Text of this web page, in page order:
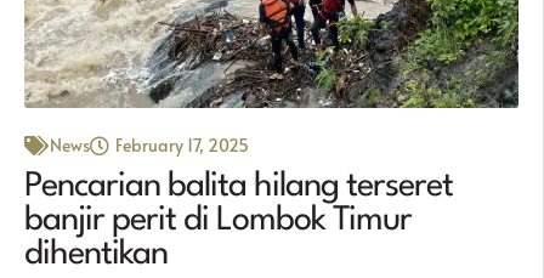
News February 17, 2025
Pencarian balita hilang terseret
banjir perit di Lombok Timur
dihentikan